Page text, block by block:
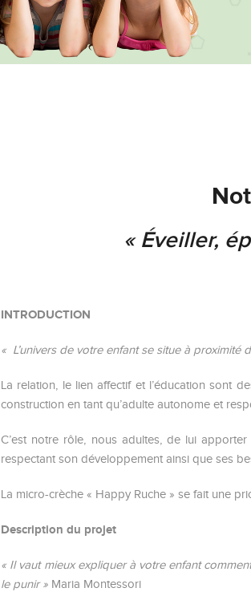
« Éveiller,
INTRODUCTION
« L’univers de votre enfant se situe à
La relation, le lien affectif et l’éducation sont
construction en tant qu’adulte autonome et
C’est notre rôle, nous adultes, de lui
respectant son développement ainsi que ses
La micro-crèche « Happy Ruche » se fait une
Description du projet
« Il vaut mieux expliquer à votre enfant
le punir » Maria Montessori